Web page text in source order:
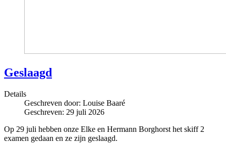
Geslaagd
Details
Geschreven door: Louise Baaré
Geschreven: 29 juli 2026
Op 29 juli hebben onze Elke en Hermann Borghorst het skiff 2
examen gedaan en ze zijn geslaagd.